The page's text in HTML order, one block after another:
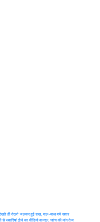
ही देखते जलकर हुई राख, बाल-बाल बचे सवार
से सवारियां ढोने का वीडियो वायरल, जांच की मांग तेज